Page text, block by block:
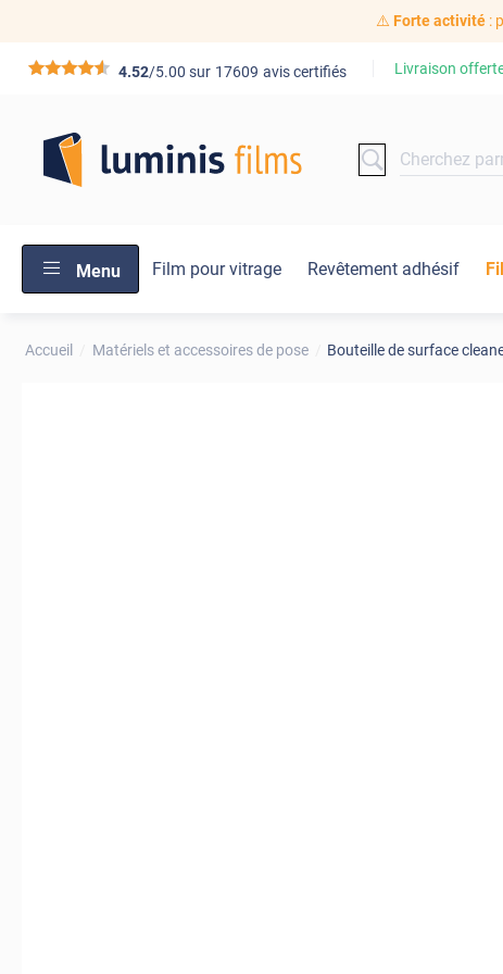
⚠️ Forte activité:
*****4.52/5.00 sur 17609 avis certifiés Livraison
Menu Film pour vitrage Revêtement adhésif
Accueil Matériels et accessoires de pose Bouteille de surface